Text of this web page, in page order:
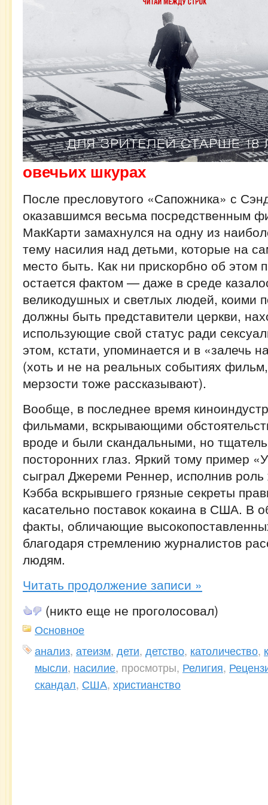
овечьих шкурах
После пресловутого «Сапожника» с
оказавшимся весьма посредственным
МакКарти замахнулся на одну из
тему насилия над детьми, которые на
место быть. Как ни прискорбно об этом
остается фактом — даже в среде
великодушных и светлых людей, коими
должны быть представители церкви,
использующие свой статус ради
этом, кстати, упоминается и в «залечь
(хоть и не на реальных событиях
мерзости тоже рассказывают).
Вообще, в последнее время
фильмами, вскрывающими
вроде и были скандальными, но
посторонних глаз. Яркий тому пример
сыграл Джереми Реннер, исполнив роль
Кэбба вскрывшего грязные секреты
касательно поставок кокаина в США. В
факты, обличающие
благодаря стремлению журналистов
людям.
Читать продолжение записи »
(никто еще не проголосовал)
Основное
анализ, атеизм, дети, детство, католичество,
мысли, насилие, просмотры, Религия,
скандал, США, христианство